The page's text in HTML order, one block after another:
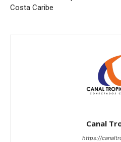
Costa Caribe
Canal
https://